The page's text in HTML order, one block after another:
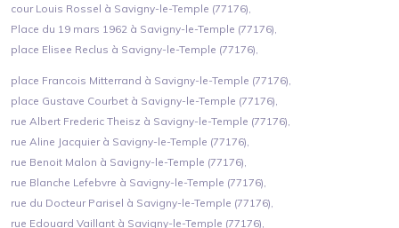
cour Louis Rossel à Savigny-le-Temple (77176),
Place du 19 mars 1962 à Savigny-le-Temple (77176),
place Elisee Reclus à Savigny-le-Temple (77176),
place Francois Mitterrand à Savigny-le-Temple (77176),
place Gustave Courbet à Savigny-le-Temple (77176),
rue Albert Frederic Theisz à Savigny-le-Temple (77176),
rue Aline Jacquier à Savigny-le-Temple (77176),
rue Benoit Malon à Savigny-le-Temple (77176),
rue Blanche Lefebvre à Savigny-le-Temple (77176),
rue du Docteur Parisel à Savigny-le-Temple (77176),
rue Edouard Vaillant à Savigny-le-Temple (77176),